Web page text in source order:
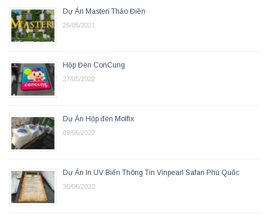
Dự Án Masteri Thảo Điền
26/05/2021
Hộp Đèn ConCung
27/05/2022
Dự Án Hộp đèn Molfix
09/06/2022
Dự Án In UV Biển Thông Tin Vinpearl Safari Phú Quốc
30/06/2023